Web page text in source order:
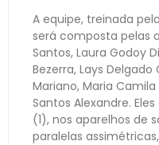
A equipe, treinada
será composta pelas
Santos, Laura Godoy
Bezerra, Lays Delgado
Mariano, Maria
Santos Alexandre.
(1), nos aparelhos de
paralelas